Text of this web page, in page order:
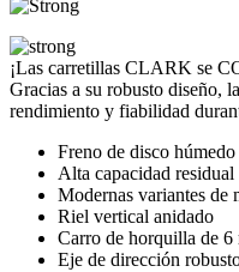
¡Las carretillas CLARK se
Gracias a su robusto diseño,
rendimiento y fiabilidad
Freno de disco húmedo
Alta capacidad residual
Modernas variantes de
Riel vertical anidado
Carro de horquilla de 6
Eje de dirección